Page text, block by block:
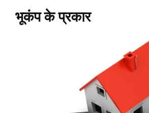
भूकंप के प्रकार